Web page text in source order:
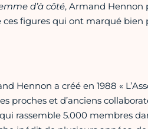
d’à côté, Armand Hennon
figures qui ont marqué bien
Hennon a créé en 1988 «
proches et d’anciens
rassemble 5.000 membres